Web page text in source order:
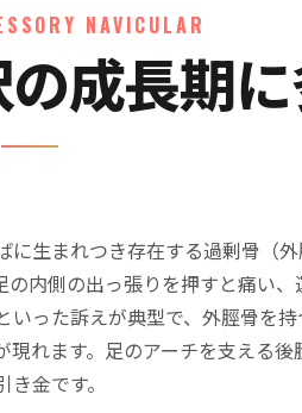
NAVICULAR
成長期
生まれつき存在する過剰骨（
内側の出っ張りを押すと痛い、
った訴えが典型で、外脛骨を持
れます。足のアーチを支える
金です。